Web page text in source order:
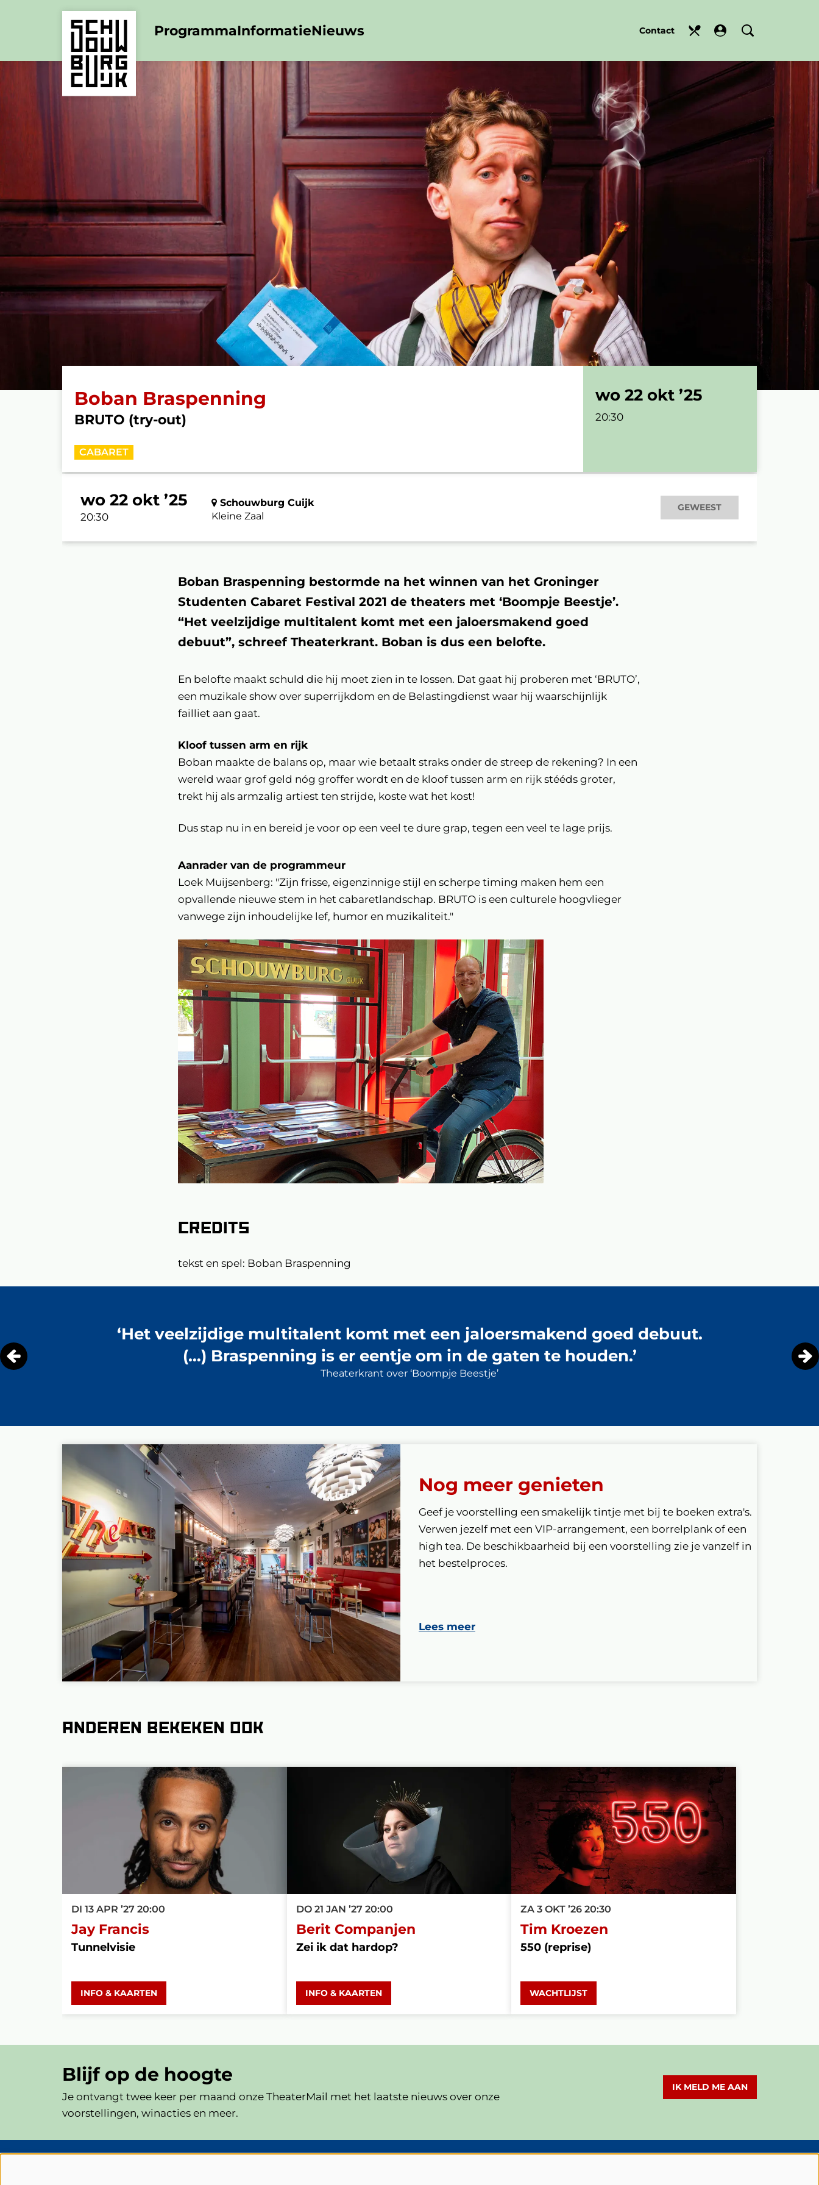
ProgrammaInformatieNieuws Contact
Boban Braspenning
BRUTO (try-out)
CABARET
wo 22 okt ’25
20:30
wo 22 okt ’25
20:30
Schouwburg Cuijk
Kleine Zaal
GEWEEST
Boban Braspenning bestormde na het winnen van het Groninger
Studenten Cabaret Festival 2021 de theaters met ‘Boompje Beestje’.
“Het veelzijdige multitalent komt met een jaloersmakend goed
debuut”, schreef Theaterkrant. Boban is dus een belofte.
En belofte maakt schuld die hij moet zien in te lossen. Dat gaat hij proberen met ‘BRUTO’,
een muzikale show over superrijkdom en de Belastingdienst waar hij waarschijnlijk
failliet aan gaat.
Kloof tussen arm en rijk
Boban maakte de balans op, maar wie betaalt straks onder de streep de rekening? In een
wereld waar grof geld nóg groffer wordt en de kloof tussen arm en rijk stééds groter,
trekt hij als armzalig artiest ten strijde, koste wat het kost!
Dus stap nu in en bereid je voor op een veel te dure grap, tegen een veel te lage prijs.
Aanrader van de programmeur
Loek Muijsenberg: "Zijn frisse, eigenzinnige stijl en scherpe timing maken hem een
opvallende nieuwe stem in het cabaretlandschap. BRUTO is een culturele hoogvlieger
vanwege zijn inhoudelijke lef, humor en muzikaliteit."
Credits
tekst en spel: Boban Braspenning
‘Het veelzijdige multitalent komt met een jaloersmakend goed debuut.
(…) Braspenning is er eentje om in de gaten te houden.’
Theaterkrant over ‘Boompje Beestje’
Nog meer genieten
Geef je voorstelling een smakelijk tintje met bij te boeken extra's.
Verwen jezelf met een VIP-arrangement, een borrelplank of een
high tea. De beschikbaarheid bij een voorstelling zie je vanzelf in
het bestelproces.
Lees meer
Anderen bekeken ook
Jay Francis
Tunnelvisie
DI 13 APR ’27 20:00
INFO & KAARTEN
Berit Companjen
Zei ik dat hardop?
DO 21 JAN ’27 20:00
INFO & KAARTEN
Tim Kroezen
550 (reprise)
ZA 3 OKT ’2620:30
WACHTLIJST
Blijf op de hoogte
Je ontvangt twee keer per maand onze TheaterMail met het laatste nieuws over onze
voorstellingen, winacties en meer.
IK MELD ME AAN